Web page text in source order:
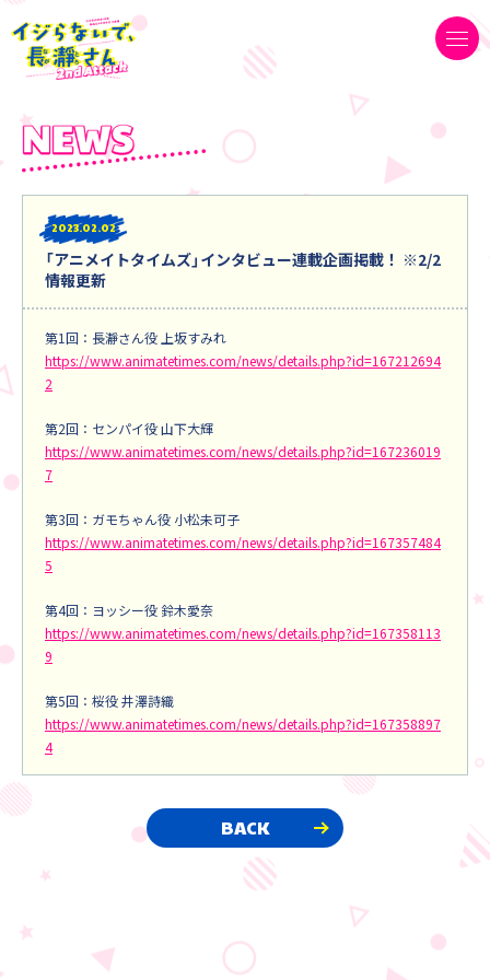
2023 02.02
「アニメイトタイムズ」インタビュー連載企画掲載！ ※2/2
情報更新
第1回：長瀞さん役 上坂すみれ
https://www.animatetimes.com/news/details.php?id=167212694
2
第2回：センパイ役 山下大輝
https://www.animatetimes.com/news/details.php?id=167236019
7
第3回：ガモちゃん役 小松未可子
https://www.animatetimes.com/news/details.php?id=167357484
5
第4回：ヨッシー役 鈴木愛奈
https://www.animatetimes.com/news/details.php?id=167358113
9
第5回：桜役 井澤詩織
https://www.animatetimes.com/news/details.php?id=167358897
4
BACK